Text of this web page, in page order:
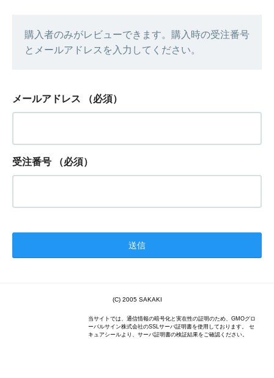
購入者のみがレビューできます。購入時の受注番号
とメールアドレスを入力してください。
メールアドレス （必須）
受注番号 （必須）
(C) 2005 SAKAKI
当サイトでは、通信情報の暗号化と実在性の証明のため、GMOグロ
ーバルサイン株式会社のSSLサーバ証明書を使用しております。 セ
キュアシールより、サーバ証明書の検証結果をご確認ください。